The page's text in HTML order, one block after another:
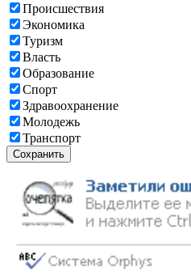
Происшествия
Экономика
Туризм
Власть
Образование
Спорт
Здравоохранение
Молодежь
Транспорт
Сохранить